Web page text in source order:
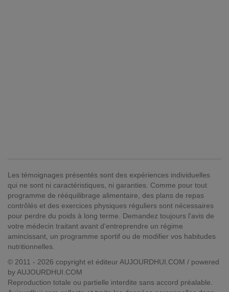
Les témoignages présentés sont des expériences individuelles
qui ne sont ni caractéristiques, ni garanties. Comme pour tout
programme de rééquilibrage alimentaire, des plans de repas
contrôlés et des exercices physiques réguliers sont nécessaires
pour perdre du poids à long terme. Demandez toujours l'avis de
votre médecin traitant avant d'entreprendre un régime
amincissant, un programme sportif ou de modifier vos habitudes
nutritionnelles.
© 2011 - 2026 copyright et éditeur AUJOURDHUI.COM / powered
by AUJOURDHUI.COM
Reproduction totale ou partielle interdite sans accord préalable.